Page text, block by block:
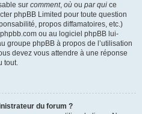
sur comment, où ou par qui ce
phpBB Limited pour toute question
propos diffamatoires, etc.)
ou au logiciel phpBB lui-
groupe phpBB à propos de l’utilisation
devez vous attendre à une réponse
tout.
du forum ?